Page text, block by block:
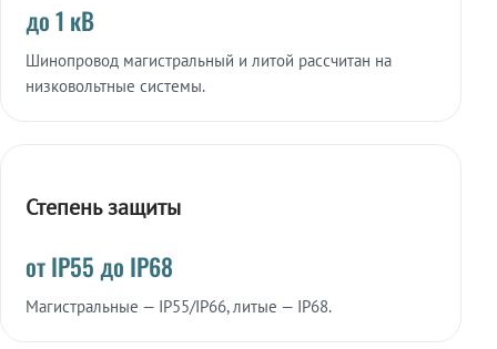
до 1 кВ
Шинопровод магистральный и литой рассчитан на
низковольтные системы.
Степень защиты
от IP55 до IP68
Магистральные — IP55/IP66, литые — IP68.